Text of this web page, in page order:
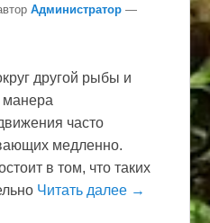
Администратор —
другой рыбы и
манера
часто
медленно.
в том, что таких
Читать далее →